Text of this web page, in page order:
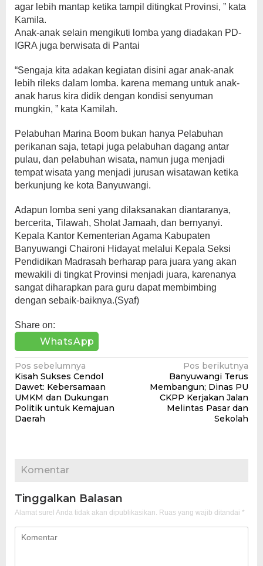
agar lebih mantap ketika tampil ditingkat Provinsi, ” kata
Kamila.
Anak-anak selain mengikuti lomba yang diadakan PD-
IGRA juga berwisata di Pantai
“Sengaja kita adakan kegiatan disini agar anak-anak
lebih rileks dalam lomba. karena memang untuk anak-
anak harus kira didik dengan kondisi senyuman
mungkin, ” kata Kamilah.
Pelabuhan Marina Boom bukan hanya Pelabuhan
perikanan saja, tetapi juga pelabuhan dagang antar
pulau, dan pelabuhan wisata, namun juga menjadi
tempat wisata yang menjadi jurusan wisatawan ketika
berkunjung ke kota Banyuwangi.
Adapun lomba seni yang dilaksanakan diantaranya,
bercerita, Tilawah, Sholat Jamaah, dan bernyanyi.
Kepala Kantor Kementerian Agama Kabupaten
Banyuwangi Chaironi Hidayat melalui Kepala Seksi
Pendidikan Madrasah berharap para juara yang akan
mewakili di tingkat Provinsi menjadi juara, karenanya
sangat diharapkan para guru dapat membimbing
dengan sebaik-baiknya.(Syaf)
Share on:
WhatsApp
Navigasi
pos
Pos sebelumnya
Kisah Sukses Cendol
Dawet: Kebersamaan
UMKM dan Dukungan
Politik untuk Kemajuan
Daerah
Pos berikutnya
Banyuwangi Terus
Membangun; Dinas PU
CKPP Kerjakan Jalan
Melintas Pasar dan
Sekolah
Komentar
Tinggalkan Balasan
Alamat surel Anda tidak akan dipublikasikan. Ruas yang wajib ditandai *